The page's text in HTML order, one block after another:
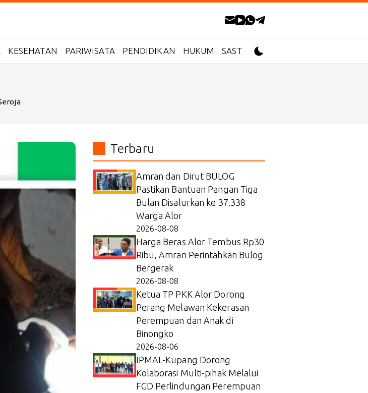
KESEHATAN PARIWISATA PENDIDIKAN HUKUM SASTRA
Terbaru
Amran dan Dirut BULOG
Pastikan Bantuan Pangan Tiga
Bulan Disalurkan ke 37.338
Warga Alor
2026-08-08
Harga Beras Alor Tembus Rp30
Ribu, Amran Perintahkan Bulog
Bergerak
2026-08-08
Ketua TP PKK Alor Dorong
Perang Melawan Kekerasan
Perempuan dan Anak di
Binongko
2026-08-06
IPMAL-Kupang Dorong
Kolaborasi Multi-pihak Melalui
FGD Perlindungan Perempuan